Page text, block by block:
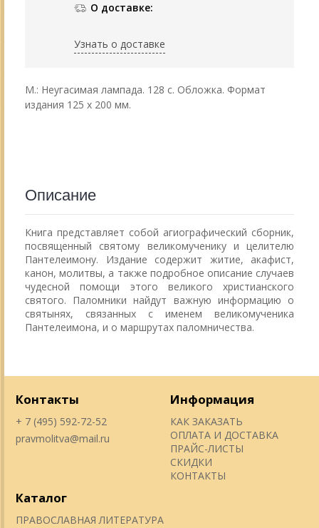
О доставке:
Узнать о доставке
М.: Неугасимая лампада. 128 с. Обложка. Формат
издания 125 х 200 мм.
Описание
Книга представляет собой агиографический сборник,
посвященный святому великомученику и целителю
Пантелеимону. Издание содержит житие, акафист,
канон, молитвы, а также подробное описание случаев
чудесной помощи этого великого христианского
святого. Паломники найдут важную информацию о
святынях, связанных с именем великомученика
Пантелеимона, и о маршрутах паломничества.
Контакты
+ 7 (495) 592-72-52
pravmolitva@mail.ru
Информация
КАК ЗАКАЗАТЬ
ОПЛАТА И ДОСТАВКА
ПРАЙС-ЛИСТЫ
СКИДКИ
КОНТАКТЫ
Каталог
ПРАВОСЛАВНАЯ ЛИТЕРАТУРА